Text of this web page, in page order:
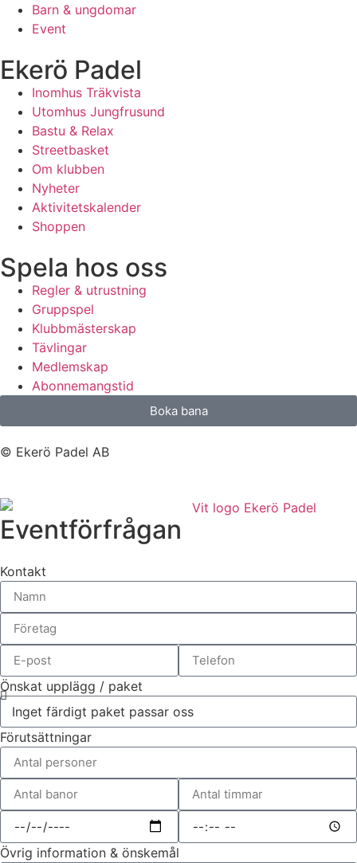
Barn & ungdomar
Event
Ekerö Padel
Inomhus Träkvista
Utomhus Jungfrusund
Bastu & Relax
Streetbasket
Om klubben
Nyheter
Aktivitetskalender
Shoppen
Spela hos oss
Regler & utrustning
Gruppspel
Klubbmästerskap
Tävlingar
Medlemskap
Abonnemangstid
Boka bana
© Ekerö Padel AB
Eventförfrågan
Kontakt
Önskat upplägg / paket
Förutsättningar
Övrig information & önskemål